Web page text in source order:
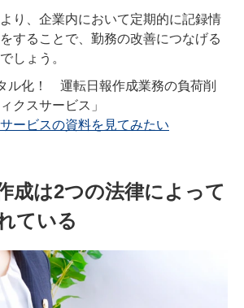
り、企業内において定期的に記録情
することで、勤務の改善につなげる
しょう。
ル化！ 運転日報作成業務の負荷削
クスサービス」
ービスの資料を見てみたい
成は2つの法律によって
ている